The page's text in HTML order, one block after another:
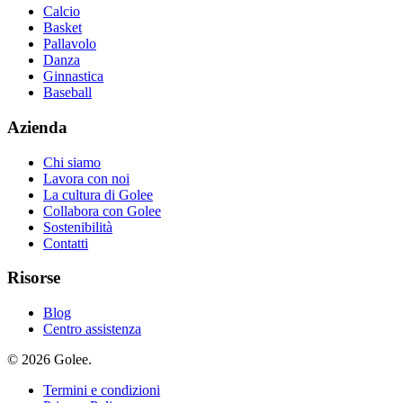
Calcio
Basket
Pallavolo
Danza
Ginnastica
Baseball
Azienda
Chi siamo
Lavora con noi
La cultura di Golee
Collabora con Golee
Sostenibilità
Contatti
Risorse
Blog
Centro assistenza
© 2026 Golee.
Termini e condizioni